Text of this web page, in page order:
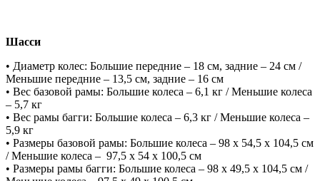
Шасси
• Диаметр колес: Большие передние – 18 см, задние – 24 см /
Меньшие передние – 13,5 см, задние – 16 см
• Вес базовой рамы: Большие колеса – 6,1 кг / Меньшие колеса
– 5,7 кг
• Вес рамы багги: Большие колеса – 6,3 кг / Меньшие колеса –
5,9 кг
• Размеры базовой рамы: Большие колеса – 98 х 54,5 х 104,5 см
/ Меньшие колеса – 97,5 х 54 х 100,5 см
• Размеры рамы багги: Большие колеса – 98 х 49,5 х 104,5 см /